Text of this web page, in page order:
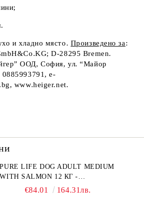
и хладно място. Произведено за:
D-28295 Bremen.
ООД, София, ул. “Майор
0885993791, e-
www.heiger.net.
PURE LIFE DOG ADULT MEDIUM
WITH SALMON 12 КГ -
ПЪЛНОЦЕННА ХРАНА ЗА
€84.01 164.31лв.